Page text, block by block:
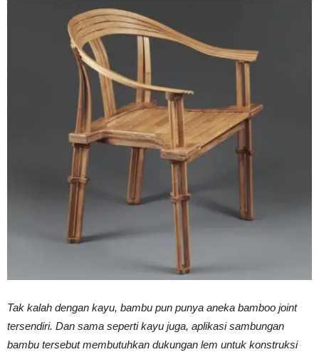
&
Tak kalah dengan kayu, bambu pun punya aneka bamboo joint
tersendiri. Dan sama seperti kayu juga, aplikasi sambungan
bambu tersebut membutuhkan dukungan lem untuk konstruksi